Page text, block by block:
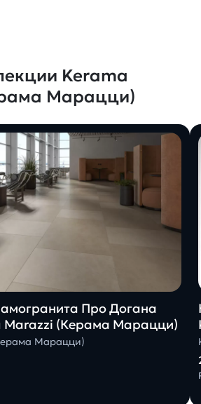
Kerama
Марацци)
Про Догана
Marazzi (Керама Марацци)
Марацци)